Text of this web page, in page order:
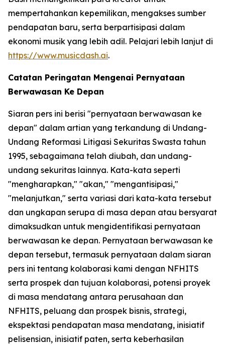
mempertahankan kepemilikan, mengakses sumber
pendapatan baru, serta berpartisipasi dalam
ekonomi musik yang lebih adil. Pelajari lebih lanjut di
https://www.musicdash.ai.
Catatan Peringatan Mengenai Pernyataan
Berwawasan Ke Depan
Siaran pers ini berisi "pernyataan berwawasan ke
depan" dalam artian yang terkandung di Undang-
Undang Reformasi Litigasi Sekuritas Swasta tahun
1995, sebagaimana telah diubah, dan undang-
undang sekuritas lainnya. Kata-kata seperti
"mengharapkan," "akan," "mengantisipasi,"
"melanjutkan," serta variasi dari kata-kata tersebut
dan ungkapan serupa di masa depan atau bersyarat
dimaksudkan untuk mengidentifikasi pernyataan
berwawasan ke depan. Pernyataan berwawasan ke
depan tersebut, termasuk pernyataan dalam siaran
pers ini tentang kolaborasi kami dengan NFHITS
serta prospek dan tujuan kolaborasi, potensi proyek
di masa mendatang antara perusahaan dan
NFHITS, peluang dan prospek bisnis, strategi,
ekspektasi pendapatan masa mendatang, inisiatif
pelisensian, inisiatif paten, serta keberhasilan